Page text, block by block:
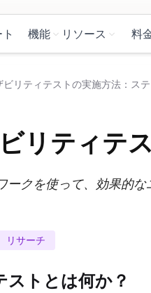
機能 リソース 料
ビリティテストの実施方法：ス
リティテ
ークを使って、効果的
リサーチ
トとは何か？